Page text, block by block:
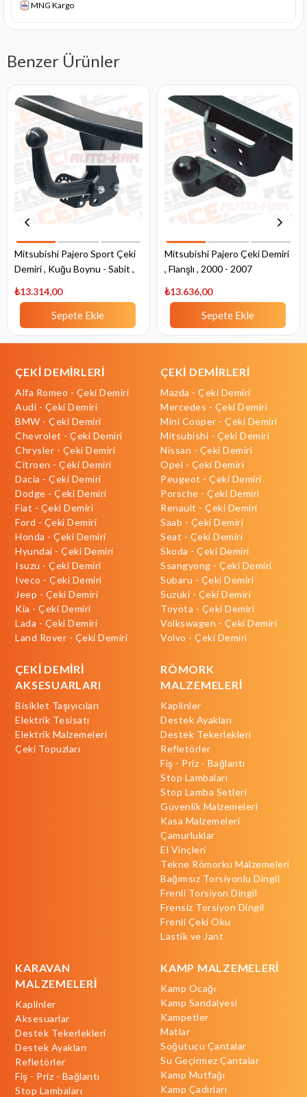
MNG Kargo
Benzer Ürünler
Mitsubishi Pajero Sport Çeki
Demiri , Kuğu Boynu - Sabit ,
₺13.314,00
Sepete Ekle
Mitsubishi Pajero Çeki Demiri
, Flanşlı , 2000 - 2007
₺13.636,00
Sepete Ekle
ÇEKİ DEMİRLERİ
Alfa Romeo - Çeki Demiri
Audi - Çeki Demiri
BMW - Çeki Demiri
Chevrolet - Çeki Demiri
Chrysler - Çeki Demiri
Citroen - Çeki Demiri
Dacia - Çeki Demiri
Dodge - Çeki Demiri
Fiat - Çeki Demiri
Ford - Çeki Demiri
Honda - Çeki Demiri
Hyundai - Çeki Demiri
Isuzu - Çeki Demiri
Iveco - Çeki Demiri
Jeep - Çeki Demiri
Kia - Çeki Demiri
Lada - Çeki Demiri
Land Rover - Çeki Demiri
ÇEKİ DEMİRLERİ
Mazda - Çeki Demiri
Mercedes - Çeki Demiri
Mini Cooper - Çeki Demiri
Mitsubishi - Çeki Demiri
Nissan - Çeki Demiri
Opel - Çeki Demiri
Peugeot - Çeki Demiri
Porsche - Çeki Demiri
Renault - Çeki Demiri
Saab - Çeki Demiri
Seat - Çeki Demiri
Skoda - Çeki Demiri
Ssangyong - Çeki Demiri
Subaru - Çeki Demiri
Suzuki - Çeki Demiri
Toyota - Çeki Demiri
Volkswagen - Çeki Demiri
Volvo - Çeki Demiri
ÇEKİ DEMİRİ
AKSESUARLARI
Bisiklet Taşıyıcıları
Elektrik Tesisatı
Elektrik Malzemeleri
Çeki Topuzları
RÖMORK
MALZEMELERİ
Kaplinler
Destek Ayakları
Destek Tekerlekleri
Refletörler
Fiş - Priz - Bağlantı
Stop Lambaları
Stop Lamba Setleri
Güvenlik Malzemeleri
Kasa Malzemeleri
Çamurluklar
El Vinçleri
Tekne Römorku Malzemeleri
Bağımsız Torsiyonlu Dingil
Frenli Torsiyon Dingil
Frensiz Torsiyon Dingil
Frenli Çeki Oku
Lastik ve Jant
KARAVAN
MALZEMELERİ
Kaplinler
Aksesuarlar
Destek Tekerlekleri
Destek Ayakları
Refletörler
Fiş - Priz - Bağlantı
Stop Lambaları
KAMP MALZEMELERİ
Kamp Ocağı
Kamp Sandalyesi
Kampetler
Matlar
Soğutucu Çantalar
Su Geçirmez Çantalar
Kamp Mutfağı
Kamp Çadırları